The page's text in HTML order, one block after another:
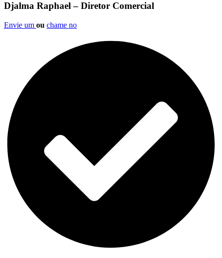
Djalma Raphael – Diretor Comercial
Envie um ou chame no